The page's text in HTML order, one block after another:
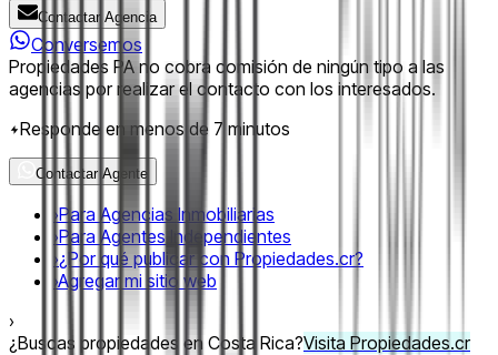
Contactar Agencia
Conversemos
Propiedades PA no cobra comisión de ningún tipo a las
agencias por realizar el contacto con los interesados.
Responde en menos de 7 minutos
Contactar Agente
›Para Agencias Inmobiliarias
›Para Agentes Independientes
›¿Por qué publicar con Propiedades.cr?
›Agregar mi sitio web
›
¿Buscas propiedades en Costa Rica?Visita Propiedades.cr